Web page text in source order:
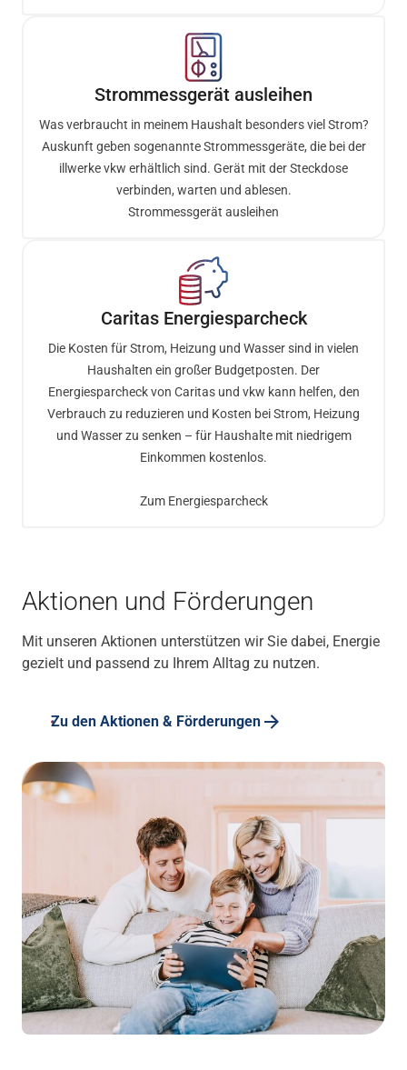
Strommessgerät ausleihen
Was verbraucht in meinem Haushalt besonders viel Strom?
Auskunft geben sogenannte Strommessgeräte, die bei der
illwerke vkw erhältlich sind. Gerät mit der Steckdose
verbinden, warten und ablesen.
Strommessgerät ausleihen
Caritas Energiesparcheck
Die Kosten für Strom, Heizung und Wasser sind in vielen
Haushalten ein großer Budgetposten. Der
Energiesparcheck von Caritas und vkw kann helfen, den
Verbrauch zu reduzieren und Kosten bei Strom, Heizung
und Wasser zu senken – für Haushalte mit niedrigem
Einkommen kostenlos.
Zum Energiesparcheck
Aktionen und Förderungen
Mit unseren Aktionen unterstützen wir Sie dabei, Energie
gezielt und passend zu Ihrem Alltag zu nutzen.
Zu den Aktionen & Förderungen